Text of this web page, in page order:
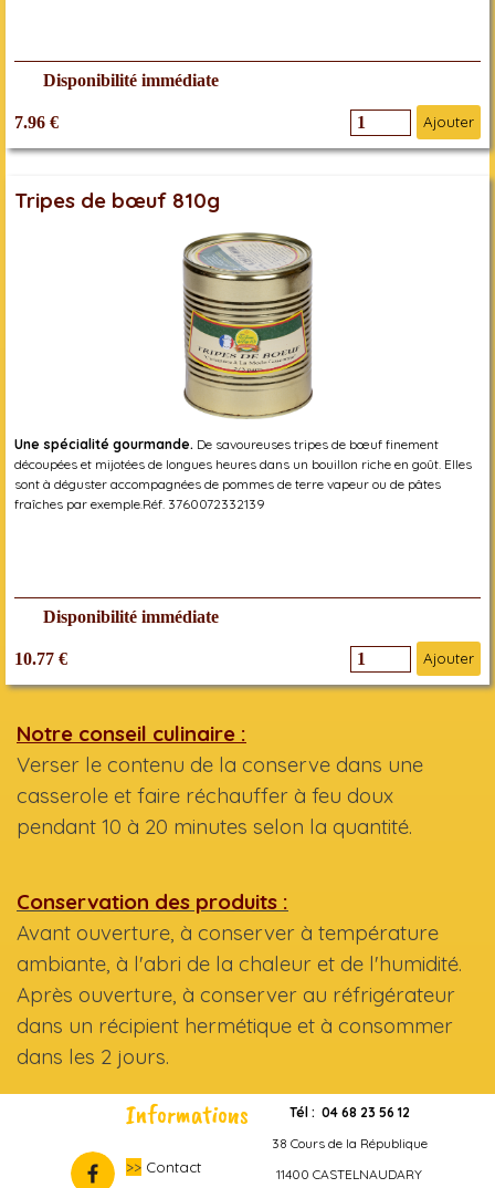
Disponibilité immédiate
7.96 € Ajouter
Tripes de bœuf 810g
Une spécialité gourmande. De savoureuses tripes de bœuf finement
découpées et mijotées de longues heures dans un bouillon riche en goût. Elles
sont à déguster accompagnées de pommes de terre vapeur ou de pâtes
fraîches par exemple.Réf. 3760072332139
Disponibilité immédiate
10.77 € Ajouter
Notre conseil culinaire :
Verser le contenu de la conserve dans une
casserole et faire réchauffer à feu doux
pendant 10 à 20 minutes selon la quantité.
Conservation des produits :
Avant ouverture, à conserver à température
ambiante, à l'abri de la chaleur et de l'humidité.
Après ouverture, à conserver au réfrigérateur
dans un récipient hermétique et à consommer
dans les 2 jours.
Tél : 04 68 23 56 12
38 Cours de la République
11400 CASTELNAUDARY
Informations
>> Contact